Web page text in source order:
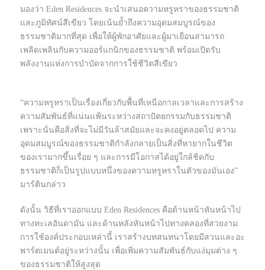
มองว่า Eden Residences จะนำเสนอความหรูหราของธรรมชาติ
และภูมิทัศน์สีเขียว โดยเน้นย้ำถึงความอุดมสมบูรณ์ของ
ธรรมชาติมากที่สุด เพื่อให้ผู้พักอาศัยและผู้มาเยือนสามารถ
เพลิดเพลินกับความออร์แกนิกของธรรมชาติ พร้อมเปิดรับ
พลังงานแห่งการบำบัดจากการใช้ชีวิตสีเขียว
“ความหรูหราเป็นเรื่องเกี่ยวกับพื้นที่เหนือกาลเวลาและการสร้าง
ความสัมพันธ์ที่แน่นแฟ้นระหว่างสถาปัตยกรรมกับธรรมชาติ
เพราะนั่นคือสิ่งที่จะไม่มีวันล้าสมัยและจะคงอยู่ตลอดไป ความ
อุดมสมบูรณ์ของธรรมชาติกำลังกลายเป็นสิ่งที่หายากในชีวิต
ของเรามากขึ้นเรื่อย ๆ และการมีโอกาสได้อยู่ใกล้ชิดกับ
ธรรมชาติก็เป็นรูปแบบหนึ่งของความหรูหราในตัวของมันเอง”
มาร์ตินกล่าว
ดังนั้น วิธีที่เราออกแบบ Eden Residences คือด้านหน้าหันหน้าไป
ทางทะเลอันดามัน และด้านหลังหันหน้าไปทางคลองที่สวยงาม
การใช้องค์ประกอบเหล่านี้ เราสร้างบทสนทนาโดยมีสวนและอะ
พาร์ตเมนต์อยู่ระหว่างนั้น เพื่อเพิ่มความสัมพันธ์กับแง่มุมต่าง ๆ
ของธรรมชาติให้สูงสุด